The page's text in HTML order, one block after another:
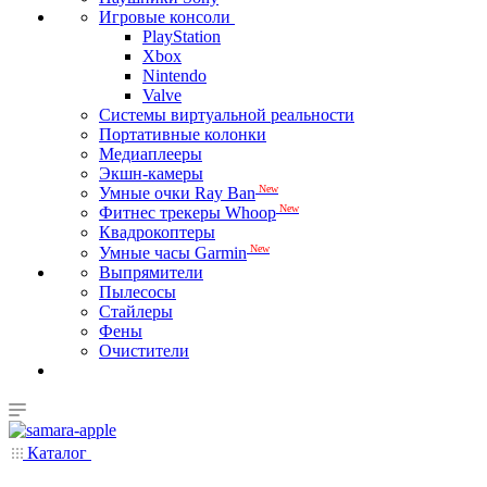
Игровые консоли
PlayStation
Xbox
Nintendo
Valve
Системы виртуальной реальности
Портативные колонки
Медиаплееры
Экшн-камеры
Умные очки Ray Ban New
Фитнес трекеры Whoop New
Квадрокоптеры
Умные часы Garmin New
Выпрямители
Пылесосы
Стайлеры
Фены
Очистители
Каталог